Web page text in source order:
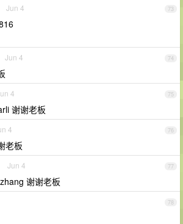
73
Jun 4
74
Jun 4
75
4
谢谢老板
76
4
老板
77
Jun 4
谢谢老板
78